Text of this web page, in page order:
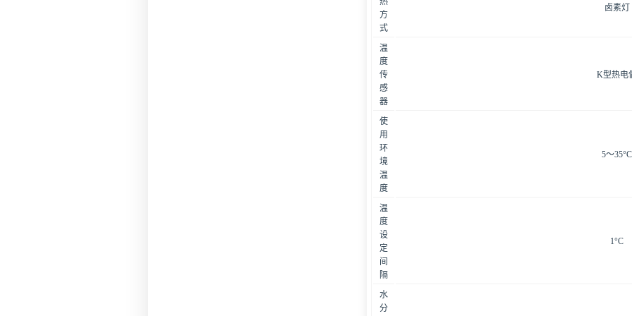
方
式
卤素灯
温
度
传
感
器
K型热电
使
用
环
境
温
度
5～35°C
温
度
设
定
间
隔
1°C
水
分